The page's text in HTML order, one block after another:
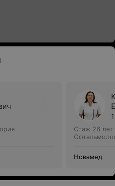
Стаж 26 лет
Новамед